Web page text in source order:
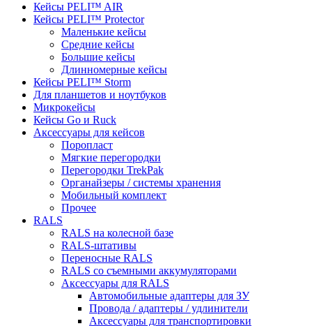
Кейсы PELI™ AIR
Кейсы PELI™ Protector
Маленькие кейсы
Средние кейсы
Большие кейсы
Длинномерные кейсы
Кейсы PELI™ Storm
Для планшетов и ноутбуков
Микрокейсы
Кейсы Go и Ruck
Аксессуары для кейсов
Поропласт
Мягкие перегородки
Перегородки TrekPak
Органайзеры / системы хранения
Мобильный комплект
Прочее
RALS
RALS на колесной базе
RALS-штативы
Переносные RALS
RALS со съемными аккумуляторами
Аксессуары для RALS
Автомобильные адаптеры для ЗУ
Провода / адаптеры / удлинители
Аксессуары для транспортировки